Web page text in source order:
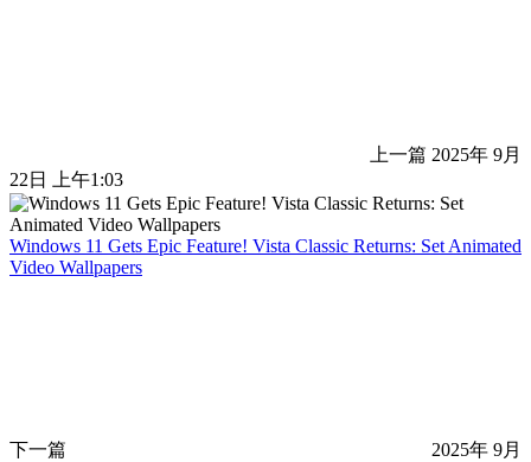
上一篇 2025年 9月
22日 上午1:03
Windows 11 Gets Epic Feature! Vista Classic Returns: Set Animated
Video Wallpapers
下一篇
2025年 9月